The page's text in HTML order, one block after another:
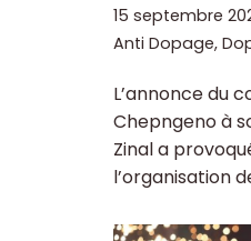
15 septembre
Anti Dopage,
L’annonce du
Chepngeno à
Zinal a
l’organisation